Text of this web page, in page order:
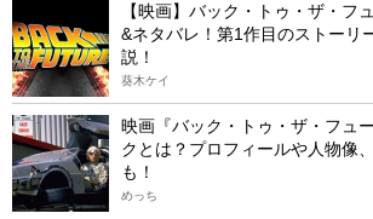
【映画】バック・トゥ・ザ・フ
&ネタバレ！第1作目のストーリ
説！
葵木ケイ
映画『バック・トゥ・ザ・フュ
クとは？プロフィールや人物像
も！
めっち